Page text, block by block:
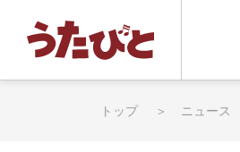
トップ ニュース